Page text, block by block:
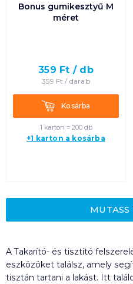
Bonus gumikesztyű M
méret
359 Ft / db
359 Ft / darab
KosárbaKosárba
1 karton = 200 db
+1 karton a kosárba
A Takarító- és tisztító
eszközöket találsz, amely
tisztán tartani a lakást. Itt